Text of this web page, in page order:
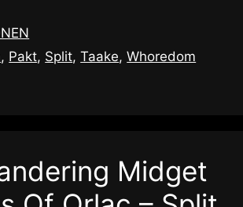
, Pakt, Split,Taake,Whoredom
Midget